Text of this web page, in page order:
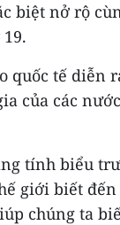
biệt nở rộ
quốc tế diễn
của các
tính biểu
giới biết
chúng ta